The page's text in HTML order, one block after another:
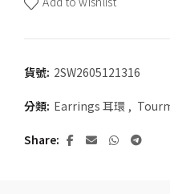
貨號: 2SW2605121316
分類: Earrings 耳環 ,
Share